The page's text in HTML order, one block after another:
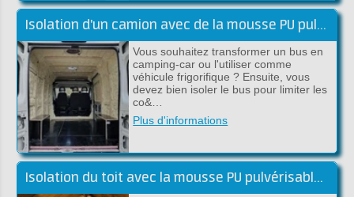
Isolation d'un camion avec de la mousse PU pulvérisable
Vous souhaitez transformer un bus en
camping-car ou l'utiliser comme
véhicule frigorifique ? Ensuite, vous
devez bien isoler le bus pour limiter les
co&…
Plus d'informations
Isolation du toit avec la mousse PU pulvérisable de Froth-Pak